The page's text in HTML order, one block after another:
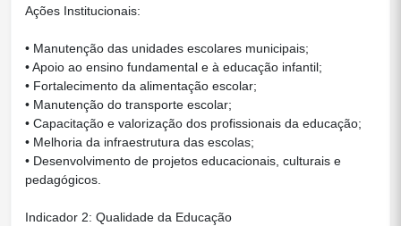
Ações Institucionais:
• Manutenção das unidades escolares municipais;
• Apoio ao ensino fundamental e à educação infantil;
• Fortalecimento da alimentação escolar;
• Manutenção do transporte escolar;
• Capacitação e valorização dos profissionais da educação;
• Melhoria da infraestrutura das escolas;
• Desenvolvimento de projetos educacionais, culturais e
pedagógicos.
Indicador 2: Qualidade da Educação